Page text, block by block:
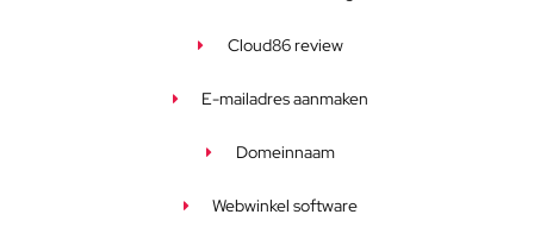
Cloud86 review
E-mailadres aanmaken
Domeinnaam
Webwinkel software